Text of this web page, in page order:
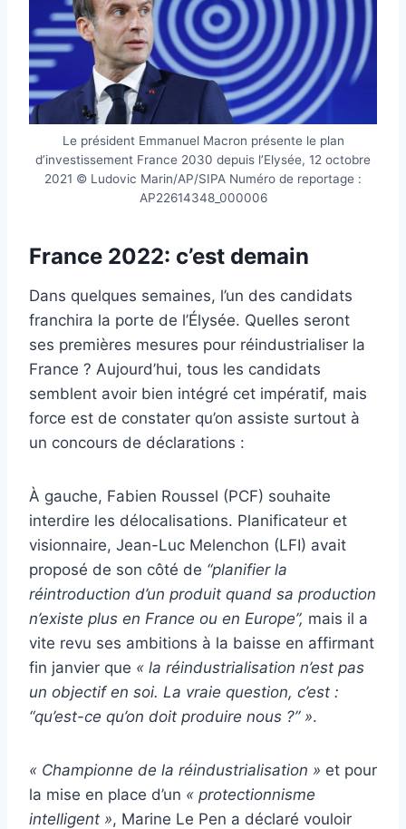
Le président Emmanuel Macron présente le plan
d’investissement France 2030 depuis l’Elysée, 12 octobre
2021 © Ludovic Marin/AP/SIPA Numéro de reportage :
AP22614348_000006
France 2022: c’est demain
Dans quelques semaines, l’un des candidats
franchira la porte de l’Élysée. Quelles seront
ses premières mesures pour réindustrialiser la
France ? Aujourd’hui, tous les candidats
semblent avoir bien intégré cet impératif, mais
force est de constater qu’on assiste surtout à
un concours de déclarations :
À gauche, Fabien Roussel (PCF) souhaite
interdire les délocalisations. Planificateur et
visionnaire, Jean-Luc Melenchon (LFI) avait
proposé de son côté de “planifier la
réintroduction d’un produit quand sa production
n’existe plus en France ou en Europe”, mais il a
vite revu ses ambitions à la baisse en affirmant
fin janvier que « la réindustrialisation n’est pas
un objectif en soi. La vraie question, c’est :
“qu’est-ce qu’on doit produire nous ?” ».
« Championne de la réindustrialisation » et pour
la mise en place d’un « protectionnisme
intelligent », Marine Le Pen a déclaré vouloir